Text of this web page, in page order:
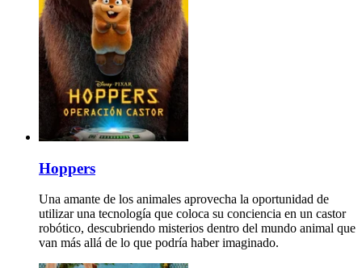
Hoppers
Una amante de los animales aprovecha la oportunidad de
utilizar una tecnología que coloca su conciencia en un castor
robótico, descubriendo misterios dentro del mundo animal que
van más allá de lo que podría haber imaginado.